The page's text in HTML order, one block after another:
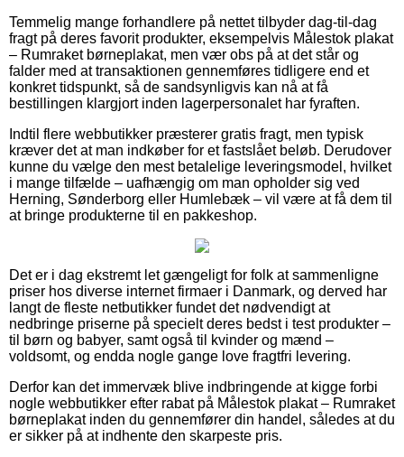
Temmelig mange forhandlere på nettet tilbyder dag-til-dag
fragt på deres favorit produkter, eksempelvis Målestok plakat
– Rumraket børneplakat, men vær obs på at det står og
falder med at transaktionen gennemføres tidligere end et
konkret tidspunkt, så de sandsynligvis kan nå at få
bestillingen klargjort inden lagerpersonalet har fyraften.
Indtil flere webbutikker præsterer gratis fragt, men typisk
kræver det at man indkøber for et fastslået beløb. Derudover
kunne du vælge den mest betalelige leveringsmodel, hvilket
i mange tilfælde – uafhængig om man opholder sig ved
Herning, Sønderborg eller Humlebæk – vil være at få dem til
at bringe produkterne til en pakkeshop.
Det er i dag ekstremt let gængeligt for folk at sammenligne
priser hos diverse internet firmaer i Danmark, og derved har
langt de fleste netbutikker fundet det nødvendigt at
nedbringe priserne på specielt deres bedst i test produkter –
til børn og babyer, samt også til kvinder og mænd –
voldsomt, og endda nogle gange love fragtfri levering.
Derfor kan det immervæk blive indbringende at kigge forbi
nogle webbutikker efter rabat på Målestok plakat – Rumraket
børneplakat inden du gennemfører din handel, således at du
er sikker på at indhente den skarpeste pris.